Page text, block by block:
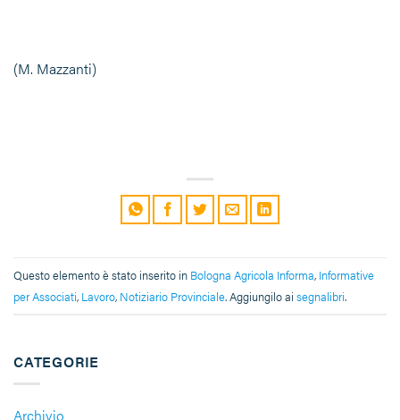
CATEGORIE
Archivio
(M. Mazzanti)
Questo elemento è stato inserito in Bologna Agricola Informa, Informative
per Associati, Lavoro, Notiziario Provinciale. Aggiungilo ai segnalibri.